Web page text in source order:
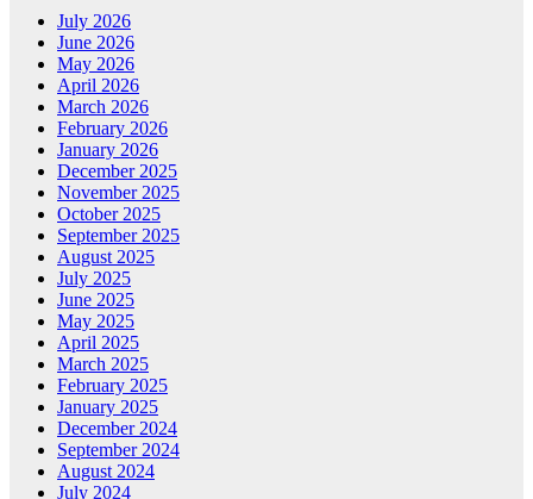
July 2026
June 2026
May 2026
April 2026
March 2026
February 2026
January 2026
December 2025
November 2025
October 2025
September 2025
August 2025
July 2025
June 2025
May 2025
April 2025
March 2025
February 2025
January 2025
December 2024
September 2024
August 2024
July 2024